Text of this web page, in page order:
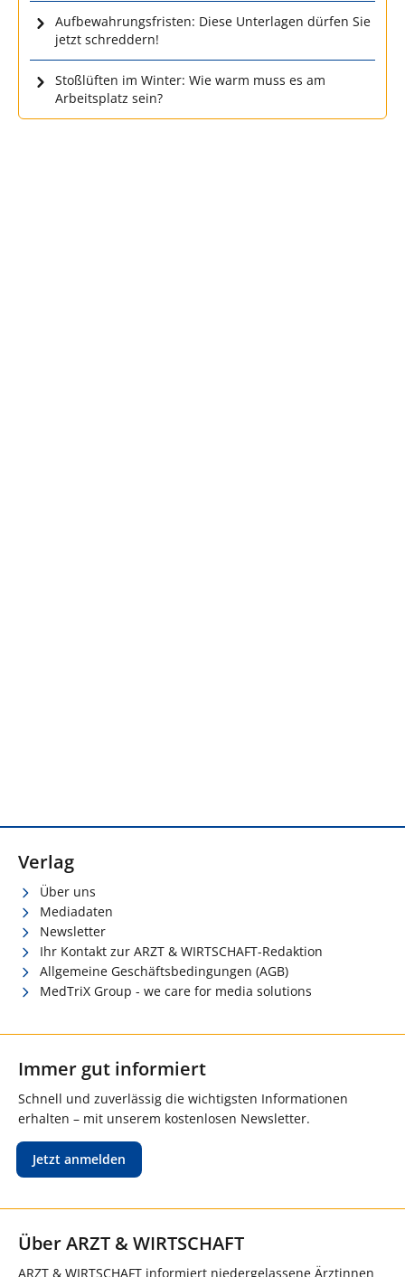
Aufbewahrungsfristen: Diese Unterlagen dürfen Sie
jetzt schreddern!
Stoßlüften im Winter: Wie warm muss es am
Arbeitsplatz sein?
Verlag
Über uns
Mediadaten
Newsletter
Ihr Kontakt zur ARZT & WIRTSCHAFT-Redaktion
Allgemeine Geschäftsbedingungen (AGB)
MedTriX Group - we care for media solutions
Immer gut informiert
Schnell und zuverlässig die wichtigsten Informationen
erhalten – mit unserem kostenlosen Newsletter.
Jetzt anmelden
Über ARZT & WIRTSCHAFT
ARZT & WIRTSCHAFT informiert niedergelassene Ärztinnen